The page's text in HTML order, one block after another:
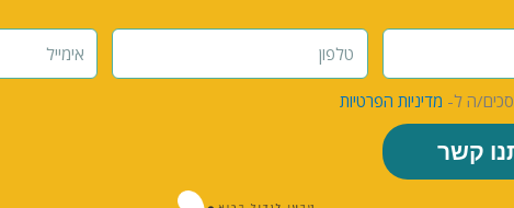
ה ל- מדיניות הפרטיות
קשר